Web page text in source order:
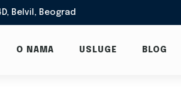
Belvil, Beograd
O NAMA USLUGE BLOG